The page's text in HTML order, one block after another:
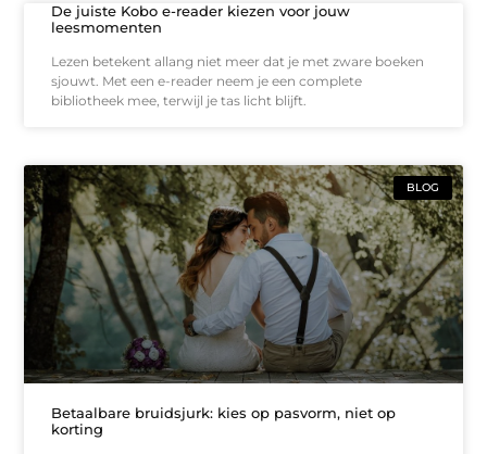
De juiste Kobo e-reader kiezen voor jouw
leesmomenten
Lezen betekent allang niet meer dat je met zware boeken
sjouwt. Met een e-reader neem je een complete
bibliotheek mee, terwijl je tas licht blijft.
BLOG
Betaalbare bruidsjurk: kies op pasvorm, niet op
korting